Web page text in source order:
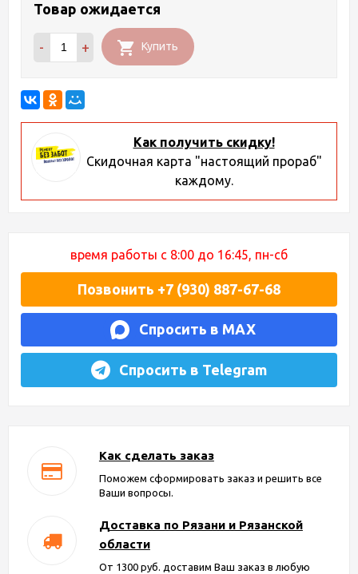
Товар ожидается
- + Купить
Как получить скидку!
Скидочная карта "настоящий прораб"
каждому.
время работы с 8:00 до 16:45, пн-сб
Позвонить +7 (930) 887-67-68
Спросить в MAX
Спросить в Telegram
Как сделать заказ
Поможем сформировать заказ и решить все
Ваши вопросы.
Доставка по Рязани и Рязанской
области
От 1300 руб. доставим Ваш заказ в любую